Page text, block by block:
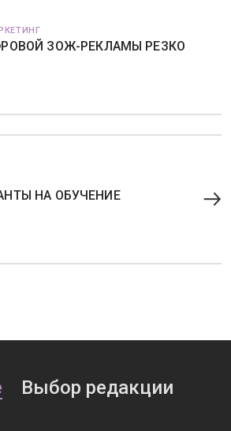
ЗОЖ-РЕКЛАМЫ РЕЗКО
НА ОБУЧЕНИЕ
Выбор редакции